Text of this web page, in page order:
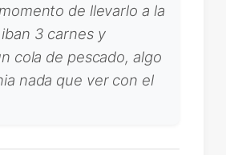
de llevarlo a la
3 carnes y
cola de pescado, algo
nada que ver con el